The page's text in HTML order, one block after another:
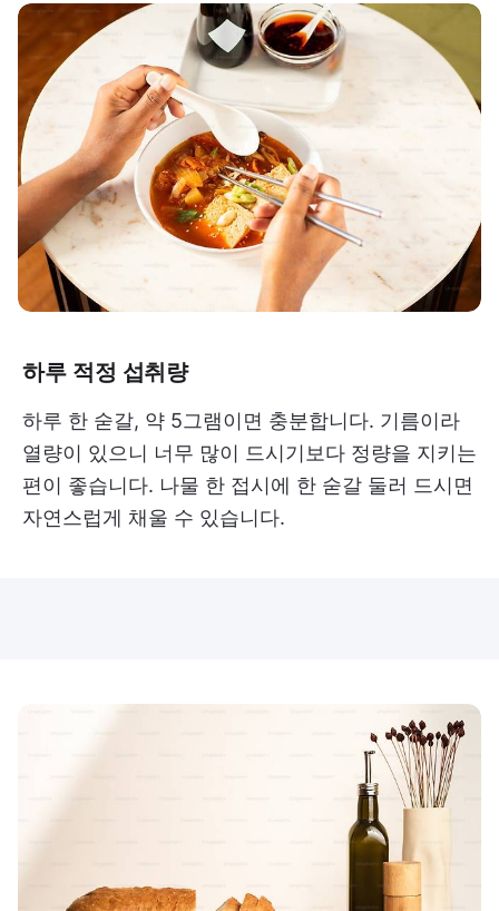
하루 적정 섭취량
하루 한 숟갈, 약 5그램이면 충분합니다. 기름이라
열량이 있으니 너무 많이 드시기보다 정량을 지키는
편이 좋습니다. 나물 한 접시에 한 숟갈 둘러 드시면
자연스럽게 채울 수 있습니다.